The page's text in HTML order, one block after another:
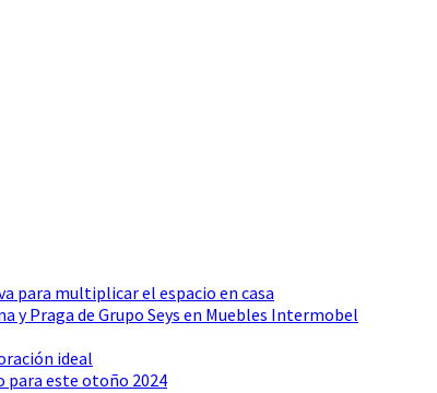
para multiplicar el espacio en casa
y Praga de Grupo Seys en Muebles Intermobel
ideal
para este otoño 2024